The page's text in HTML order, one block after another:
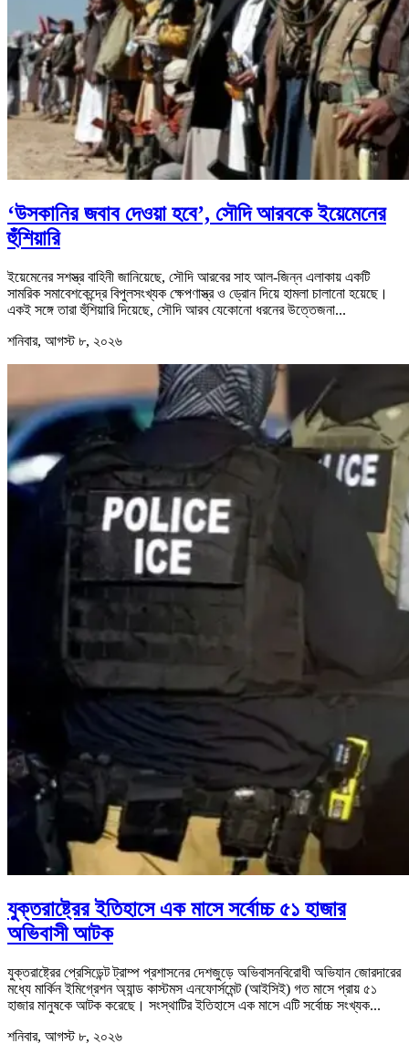
‘উসকানির জবাব দেওয়া হবে’, সৌদি আরবকে ইয়েমেনের
হুঁশিয়ারি
ইয়েমেনের সশস্ত্র বাহিনী জানিয়েছে, সৌদি আরবের সাহ আল-জিন্ন এলাকায় একটি
সামরিক সমাবেশকেন্দ্রে বিপুলসংখ্যক ক্ষেপণাস্ত্র ও ড্রোন দিয়ে হামলা চালানো হয়েছে।
একই সঙ্গে তারা হুঁশিয়ারি দিয়েছে, সৌদি আরব যেকোনো ধরনের উত্তেজনা...
শনিবার, আগস্ট ৮, ২০২৬
যুক্তরাষ্ট্রের ইতিহাসে এক মাসে সর্বোচ্চ ৫১ হাজার
অভিবাসী আটক
যুক্তরাষ্ট্রের প্রেসিডেন্ট ট্রাম্প প্রশাসনের দেশজুড়ে অভিবাসনবিরোধী অভিযান জোরদারের
মধ্যে মার্কিন ইমিগ্রেশন অ্যান্ড কাস্টমস এনফোর্সমেন্ট (আইসিই) গত মাসে প্রায় ৫১
হাজার মানুষকে আটক করেছে। সংস্থাটির ইতিহাসে এক মাসে এটি সর্বোচ্চ সংখ্যক...
শনিবার, আগস্ট ৮, ২০২৬